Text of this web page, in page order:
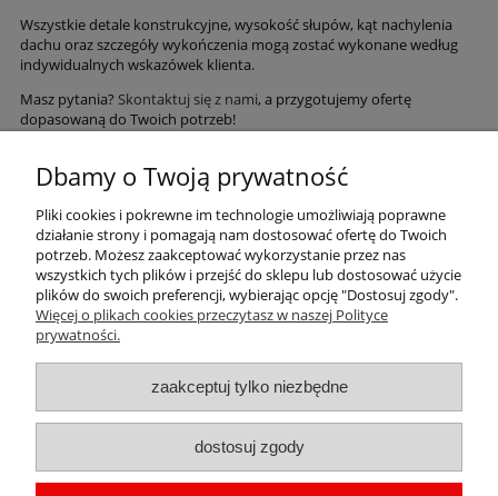
Wszystkie detale konstrukcyjne, wysokość słupów, kąt nachylenia
dachu oraz szczegóły wykończenia mogą zostać wykonane według
indywidualnych wskazówek klienta.
Masz pytania? Skontaktuj się z nami, a przygotujemy ofertę
dopasowaną do Twoich potrzeb!
Skorzystaj z wygodnych metod płatności
Informacje
Sklep
Kontakt
Dbamy o Twoją prywatność
Pliki cookies i pokrewne im technologie umożliwiają poprawne
działanie strony i pomagają nam dostosować ofertę do Twoich
potrzeb. Możesz zaakceptować wykorzystanie przez nas
wszystkich tych plików i przejść do sklepu lub dostosować użycie
plików do swoich preferencji, wybierając opcję "Dostosuj zgody".
Więcej o plikach cookies przeczytasz w naszej Polityce
prywatności.
zaakceptuj tylko niezbędne
dostosuj zgody